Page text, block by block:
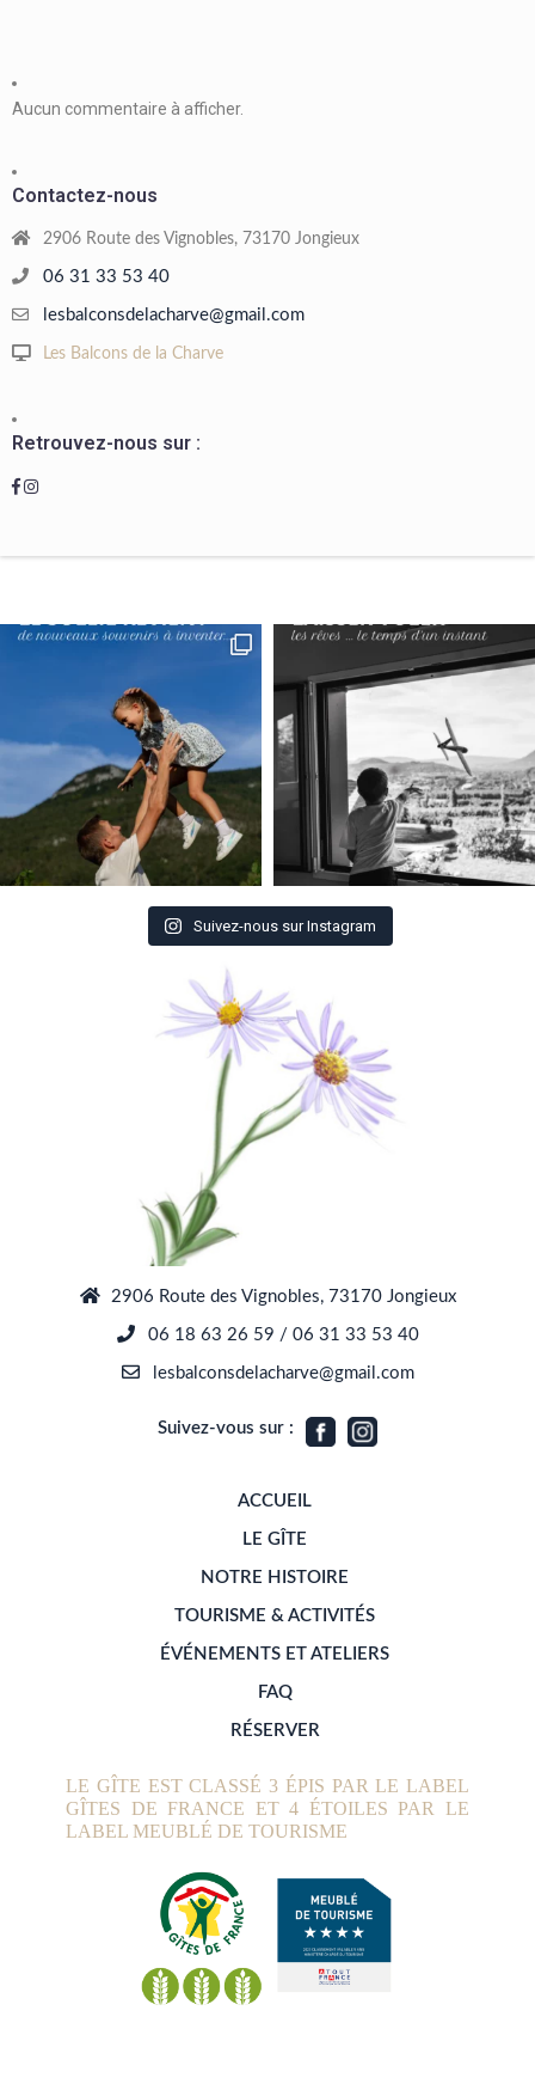
Aucun commentaire à afficher.
Contactez-nous
2906 Route des Vignobles, 73170 Jongieux
06 31 33 53 40
lesbalconsdelacharve@gmail.com
Les Balcons de la Charve
Retrouvez-nous sur :
Suivez-nous sur Instagram
2906 Route des Vignobles, 73170 Jongieux
06 18 63 26 59 / 06 31 33 53 40
lesbalconsdelacharve@gmail.com
Suivez-vous sur :
ACCUEIL
LE GÎTE
NOTRE HISTOIRE
TOURISME & ACTIVITÉS
ÉVÉNEMENTS ET ATELIERS
FAQ
RÉSERVER
LE GÎTE EST CLASSÉ 3 ÉPIS PAR LE LABEL
GÎTES DE FRANCE ET 4 ÉTOILES PAR LE
LABEL MEUBLÉ DE TOURISME